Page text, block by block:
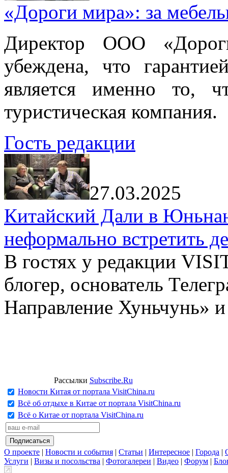
«Дороги мира»: за
Директор ООО
убеждена, что
является именно то,
туристическая компания.
Гость редакции
27.03.2025
Китайский Дали в
неформально встретить
В гостях у редакции
блогер, основатель
Направление Хуньчунь»
Рассылки Subscribe.Ru
Новости Китая от портала VisitChina.ru
Всё об отдыхе в Китае от портала VisitChina.ru
Всё о Китае от портала VisitChina.ru
О проекте | Новости и события | Статьи | Интересное | Города |
Услуги | Визы и посольства | Фотогалереи | Видео | Форум |